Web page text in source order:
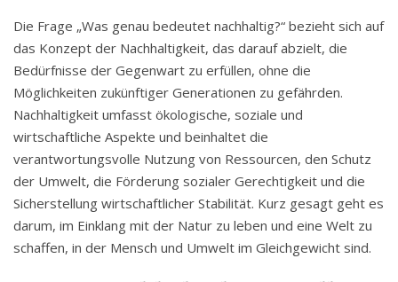
Die Frage „Was genau bedeutet nachhaltig?“ bezieht sich auf
das Konzept der Nachhaltigkeit, das darauf abzielt, die
Bedürfnisse der Gegenwart zu erfüllen, ohne die
Möglichkeiten zukünftiger Generationen zu gefährden.
Nachhaltigkeit umfasst ökologische, soziale und
wirtschaftliche Aspekte und beinhaltet die
verantwortungsvolle Nutzung von Ressourcen, den Schutz
der Umwelt, die Förderung sozialer Gerechtigkeit und die
Sicherstellung wirtschaftlicher Stabilität. Kurz gesagt geht es
darum, im Einklang mit der Natur zu leben und eine Welt zu
schaffen, in der Mensch und Umwelt im Gleichgewicht sind.